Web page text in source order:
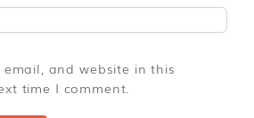
email, and website in this
time I comment.